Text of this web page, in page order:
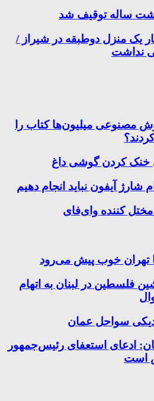
هشت ساله توقیف شد
یک منزل دوطبقه در شیراز /
نداشت
مصنوعی میلیون‌ها کتاب را
خنک کردن گوشی داغ
شارژ آیفون نباید انجام دهیم
کننده وای‌فای
تهران خوب پیش می‌رود
فلسطین در لبنان به اتهام
سواحل عمان
ادعای استعفای رئیس‌جمهور
است